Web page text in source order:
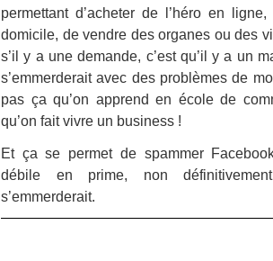
permettant d’acheter de l’héro en
domicile, de vendre des organes ou des
s’il y a une demande, c’est qu’il y a un
s’emmerderait avec des problèmes de
pas ça qu’on apprend en école de
qu’on fait vivre un business !
Et ça se permet de spammer
débile en prime, non
s’emmerderait.